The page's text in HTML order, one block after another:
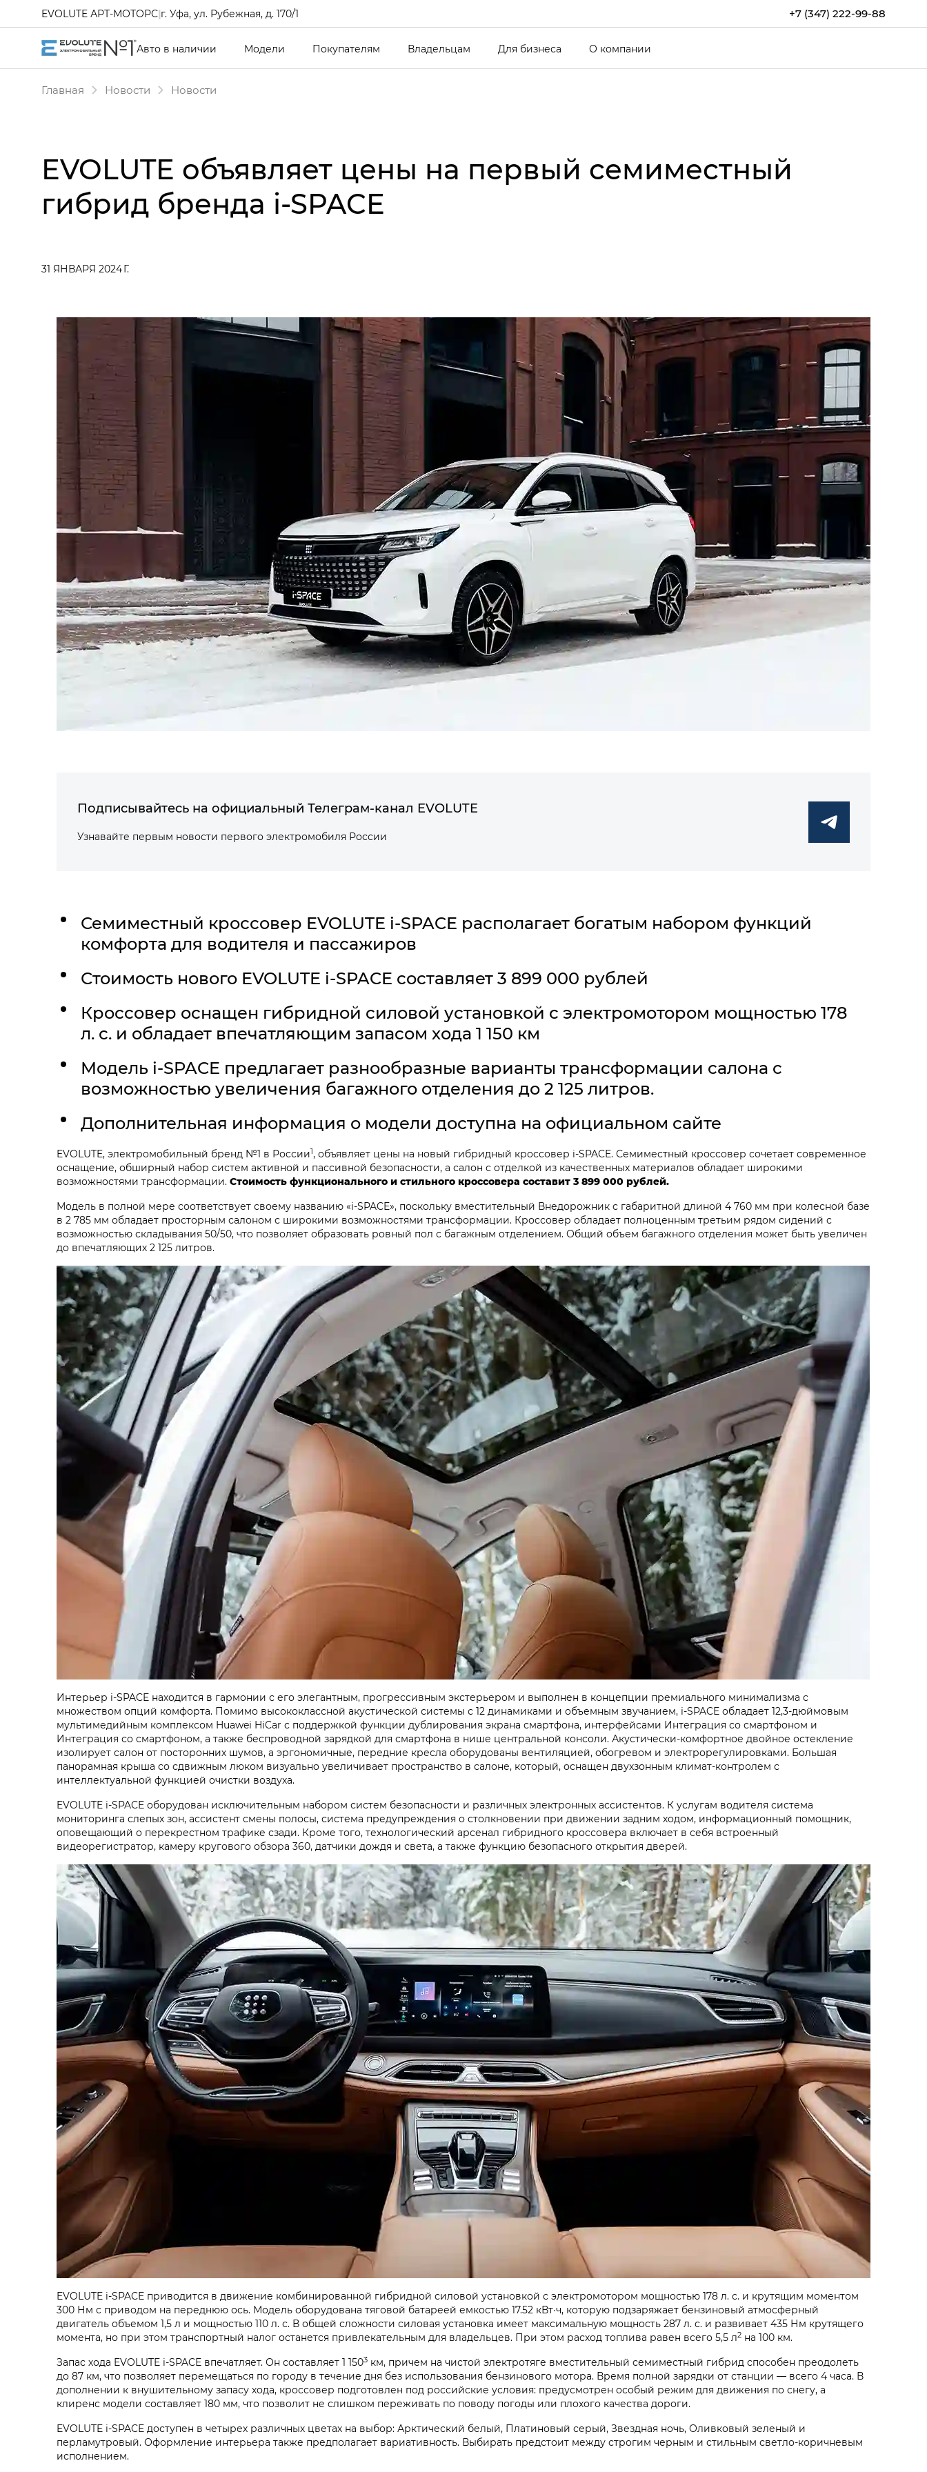
+7 (347) 222-99-88
EVOLUTE АРТ-МОТОРС|г. Уфа, ул. Рубежная, д. 170/1
Авто в наличии Модели Покупателям Владельцам Для бизнеса О компании
Главная Новости Новости
EVOLUTE объявляет цены на первый семиместный
гибрид бренда i‑SPACE
31 ЯНВАРЯ 2024 Г.
Подписывайтесь на официальный Телеграм-канал EVOLUTE
Узнавайте первым новости первого электромобиля России
Семиместный кроссовер EVOLUTE i‑SPACE располагает богатым набором функций
комфорта для водителя и пассажиров
Стоимость нового EVOLUTE i‑SPACE составляет 3 899 000 рублей
Кроссовер оснащен гибридной силовой установкой с электромотором мощностью 178
л. с. и обладает впечатляющим запасом хода 1 150 км
Модель i‑SPACE предлагает разнообразные варианты трансформации салона с
возможностью увеличения багажного отделения до 2 125 литров.
Дополнительная информация о модели доступна на официальном сайте
EVOLUTE, электромобильный бренд №1 в России1, объявляет цены на новый гибридный кроссовер i‑SPACE. Семиместный кроссовер сочетает современное
оснащение, обширный набор систем активной и пассивной безопасности, а салон с отделкой из качественных материалов обладает широкими
возможностями трансформации. Стоимость функционального и стильного кроссовера составит 3 899 000 рублей.
Модель в полной мере соответствует своему названию «i‑SPACE», поскольку вместительный Внедорожник с габаритной длиной 4 760 мм при колесной базе
в 2 785 мм обладает просторным салоном с широкими возможностями трансформации. Кроссовер обладает полноценным третьим рядом сидений с
возможностью складывания 50/50, что позволяет образовать ровный пол с багажным отделением. Общий объем багажного отделения может быть увеличен
до впечатляющих 2 125 литров.
Интерьер i‑SPACE находится в гармонии с его элегантным, прогрессивным экстерьером и выполнен в концепции премиального минимализма с
множеством опций комфорта. Помимо высококлассной акустической системы с 12 динамиками и объемным звучанием, i‑SPACE обладает 12,3-дюймовым
мультимедийным комплексом Huawei HiCar с поддержкой функции дублирования экрана смартфона, интерфейсами Интеграция со смартфоном и
Интеграция со смартфоном, а также беспроводной зарядкой для смартфона в нише центральной консоли. Акустически-комфортное двойное остекление
изолирует салон от посторонних шумов, а эргономичные, передние кресла оборудованы вентиляцией, обогревом и электрорегулировками. Большая
панорамная крыша со сдвижным люком визуально увеличивает пространство в салоне, который, оснащен двухзонным климат-контролем с
интеллектуальной функцией очистки воздуха.
EVOLUTE i‑SPACE оборудован исключительным набором систем безопасности и различных электронных ассистентов. К услугам водителя система
мониторинга слепых зон, ассистент смены полосы, система предупреждения о столкновении при движении задним ходом, информационный помощник,
оповещающий о перекрестном трафике сзади. Кроме того, технологический арсенал гибридного кроссовера включает в себя встроенный
видеорегистратор, камеру кругового обзора 360, датчики дождя и света, а также функцию безопасного открытия дверей.
EVOLUTE i‑SPACE приводится в движение комбинированной гибридной силовой установкой с электромотором мощностью 178 л. с. и крутящим моментом
300 Нм с приводом на переднюю ось. Модель оборудована тяговой батареей емкостью 17.52 кВт·ч, которую подзаряжает бензиновый атмосферный
двигатель объемом 1,5 л и мощностью 110 л. с. В общей сложности силовая установка имеет максимальную мощность 287 л. с. и развивает 435 Нм крутящего
момента, но при этом транспортный налог останется привлекательным для владельцев. При этом расход топлива равен всего 5,5 л2 на 100 км.
Запас хода EVOLUTE i‑SPACE впечатляет. Он составляет 1 1503 км, причем на чистой электротяге вместительный семиместный гибрид способен преодолеть
до 87 км, что позволяет перемещаться по городу в течение дня без использования бензинового мотора. Время полной зарядки от станции — всего 4 часа. В
дополнении к внушительному запасу хода, кроссовер подготовлен под российские условия: предусмотрен особый режим для движения по снегу, а
клиренс модели составляет 180 мм, что позволит не слишком переживать по поводу погоды или плохого качества дороги.
EVOLUTE i‑SPACE доступен в четырех различных цветах на выбор: Арктический белый, Платиновый серый, Звездная ночь, Оливковый зеленый и
перламутровый. Оформление интерьера также предполагает вариативность. Выбирать предстоит между строгим черным и стильным светло-коричневым
исполнением.